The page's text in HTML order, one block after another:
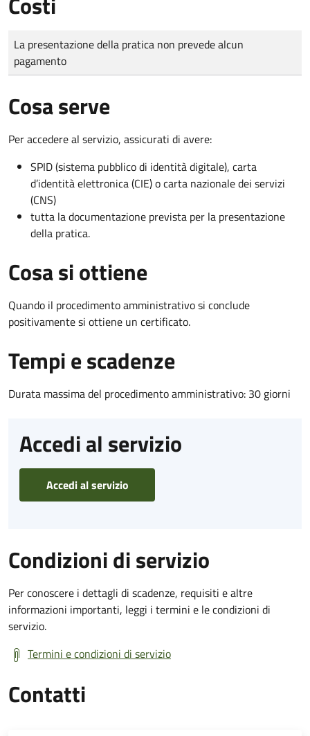
Tipo di pagamento
Importo
La presentazione della pratica non prevede alcun
pagamento
Cosa serve
Per accedere al servizio, assicurati di avere:
SPID (sistema pubblico di identità digitale), carta
d’identità elettronica (CIE) o carta nazionale dei servizi
(CNS)
tutta la documentazione prevista per la presentazione
della pratica.
Cosa si ottiene
Quando il procedimento amministrativo si conclude
positivamente si ottiene un certificato.
Tempi e scadenze
Durata massima del procedimento amministrativo: 30 giorni
Accedi al servizio
Accedi al servizio
Condizioni di servizio
Per conoscere i dettagli di scadenze, requisiti e altre
informazioni importanti, leggi i termini e le condizioni di
servizio.
Termini e condizioni di servizio
Contatti